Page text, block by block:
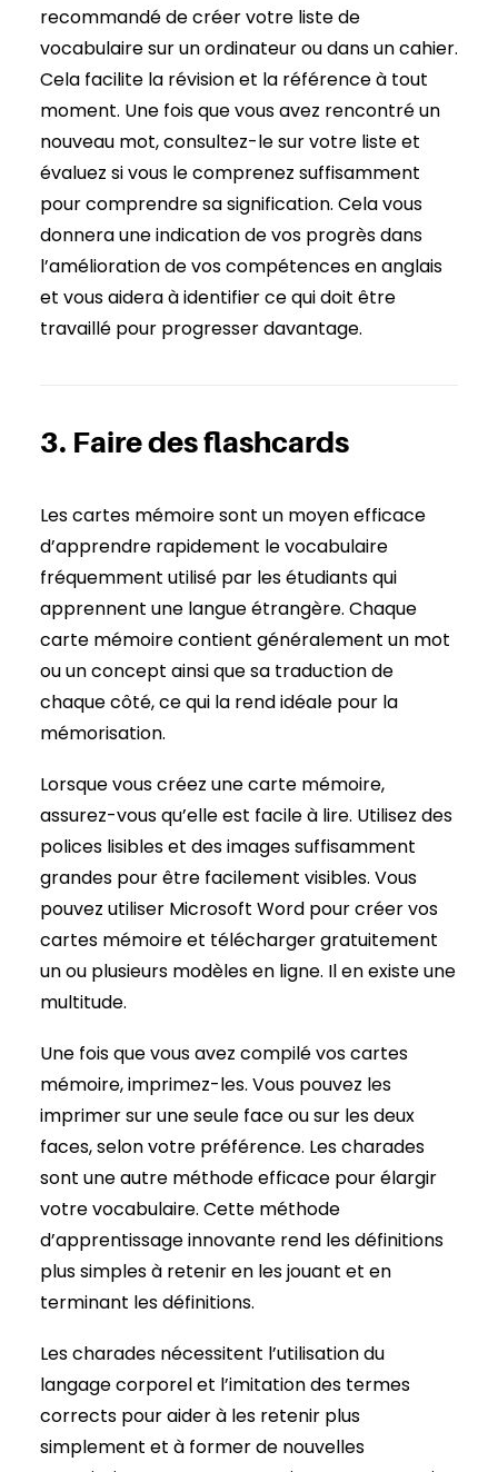
recommandé de créer votre liste de
vocabulaire sur un ordinateur ou dans un cahier.
Cela facilite la révision et la référence à tout
moment. Une fois que vous avez rencontré un
nouveau mot, consultez-le sur votre liste et
évaluez si vous le comprenez suffisamment
pour comprendre sa signification. Cela vous
donnera une indication de vos progrès dans
l’amélioration de vos compétences en anglais
et vous aidera à identifier ce qui doit être
travaillé pour progresser davantage.
3. Faire des flashcards
Les cartes mémoire sont un moyen efficace
d’apprendre rapidement le vocabulaire
fréquemment utilisé par les étudiants qui
apprennent une langue étrangère. Chaque
carte mémoire contient généralement un mot
ou un concept ainsi que sa traduction de
chaque côté, ce qui la rend idéale pour la
mémorisation.
Lorsque vous créez une carte mémoire,
assurez-vous qu’elle est facile à lire. Utilisez des
polices lisibles et des images suffisamment
grandes pour être facilement visibles. Vous
pouvez utiliser Microsoft Word pour créer vos
cartes mémoire et télécharger gratuitement
un ou plusieurs modèles en ligne. Il en existe une
multitude.
Une fois que vous avez compilé vos cartes
mémoire, imprimez-les. Vous pouvez les
imprimer sur une seule face ou sur les deux
faces, selon votre préférence. Les charades
sont une autre méthode efficace pour élargir
votre vocabulaire. Cette méthode
d’apprentissage innovante rend les définitions
plus simples à retenir en les jouant et en
terminant les définitions.
Les charades nécessitent l’utilisation du
langage corporel et l’imitation des termes
corrects pour aider à les retenir plus
simplement et à former de nouvelles